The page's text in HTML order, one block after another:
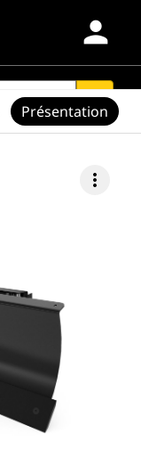
person
search
more_vert
Présentation